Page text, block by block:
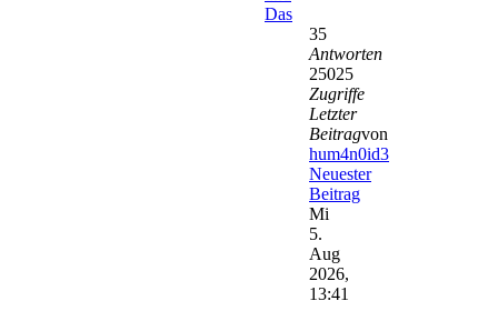
Das
35
Antworten
25025
Zugriffe
Letzter
Beitragvon
hum4n0id3
Neuester
Beitrag
Mi
5.
Aug
2026,
13:41